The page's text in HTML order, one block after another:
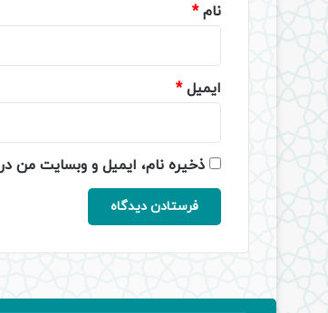
نام*
ایمیل*
ذخیره نام، ایمیل و وبسایت من